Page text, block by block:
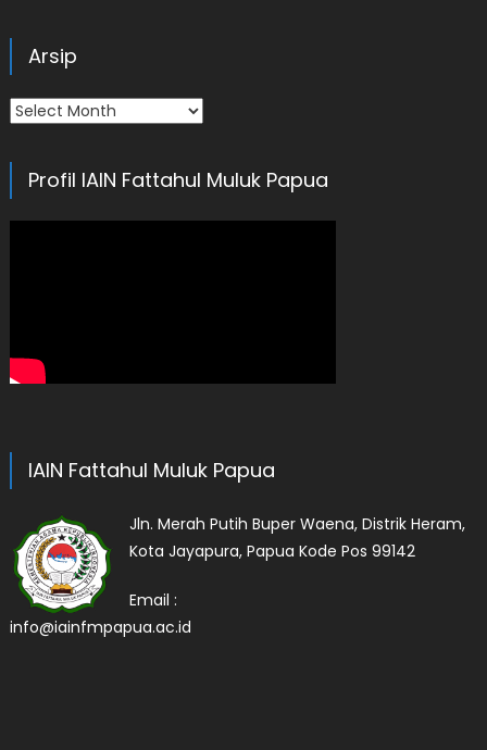
Arsip
Arsip
Profil IAIN Fattahul Muluk Papua
IAIN Fattahul Muluk Papua
Jln. Merah Putih Buper Waena, Distrik Heram,
Kota Jayapura, Papua Kode Pos 99142
Email :
info@iainfmpapua.ac.id